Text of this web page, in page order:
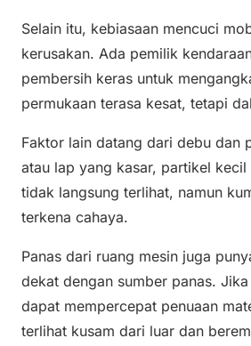
Selain itu, kebiasaan mencuci
kerusakan. Ada pemilik
pembersih keras untuk
permukaan terasa kesat, tetapi
Faktor lain datang dari debu dan
atau lap yang kasar, partikel
tidak langsung terlihat, namun
terkena cahaya.
Panas dari ruang mesin juga
dekat dengan sumber panas.
dapat mempercepat penuaan
terlihat kusam dari luar dan